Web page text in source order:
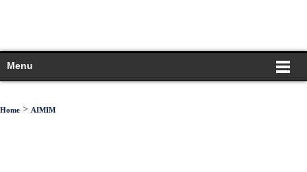
Menu
Home > AIMIM